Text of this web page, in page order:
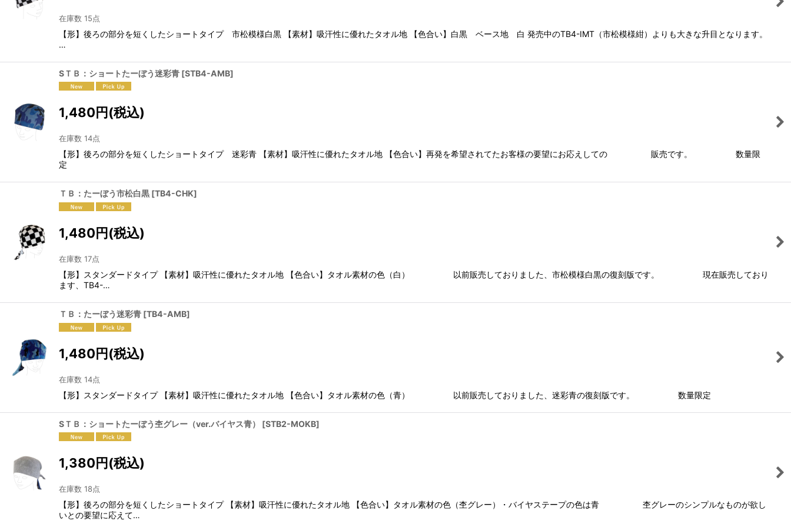
在庫数 15点
【形】後ろの部分を短くしたショートタイプ 市松模様白黒 【素材】吸汗性に優れたタオル地 【色合い】白黒 ベース地 白 発売中のTB4-IMT（市松模様紺）よりも大きな升目となります。
…
SＴＢ：ショートたーぼう迷彩青 [STB4-AMB]
1,480円 (税込)
在庫数 14点
【形】後ろの部分を短くしたショートタイプ 迷彩青 【素材】吸汗性に優れたタオル地 【色合い】再発を希望されてたお客様の要望にお応えしての 販売です。 数量限
定
ＴＢ：たーぼう市松白黒 [TB4-CHK]
1,480円(税込)
在庫数 17点
【形】スタンダードタイプ 【素材】吸汗性に優れたタオル地 【色合い】タオル素材の色（白） 以前販売しておりました、市松模様白黒の復刻版です。 現在販売しており
ます、TB4-…
ＴＢ：たーぼう迷彩青 [TB4-AMB]
1,480円(税込)
在庫数 14点
【形】スタンダードタイプ 【素材】吸汗性に優れたタオル地 【色合い】タオル素材の色（青） 以前販売しておりました、迷彩青の復刻版です。 数量限定
SＴＢ：ショートたーぼう杢グレー（ver.バイヤス青） [STB2-MOKB]
1,380円 (税込)
在庫数 18点
【形】後ろの部分を短くしたショートタイプ 【素材】吸汗性に優れたタオル地 【色合い】タオル素材の色（杢グレー）・バイヤステープの色は青 杢グレーのシンプルなものが欲し
いとの要望に応えて…